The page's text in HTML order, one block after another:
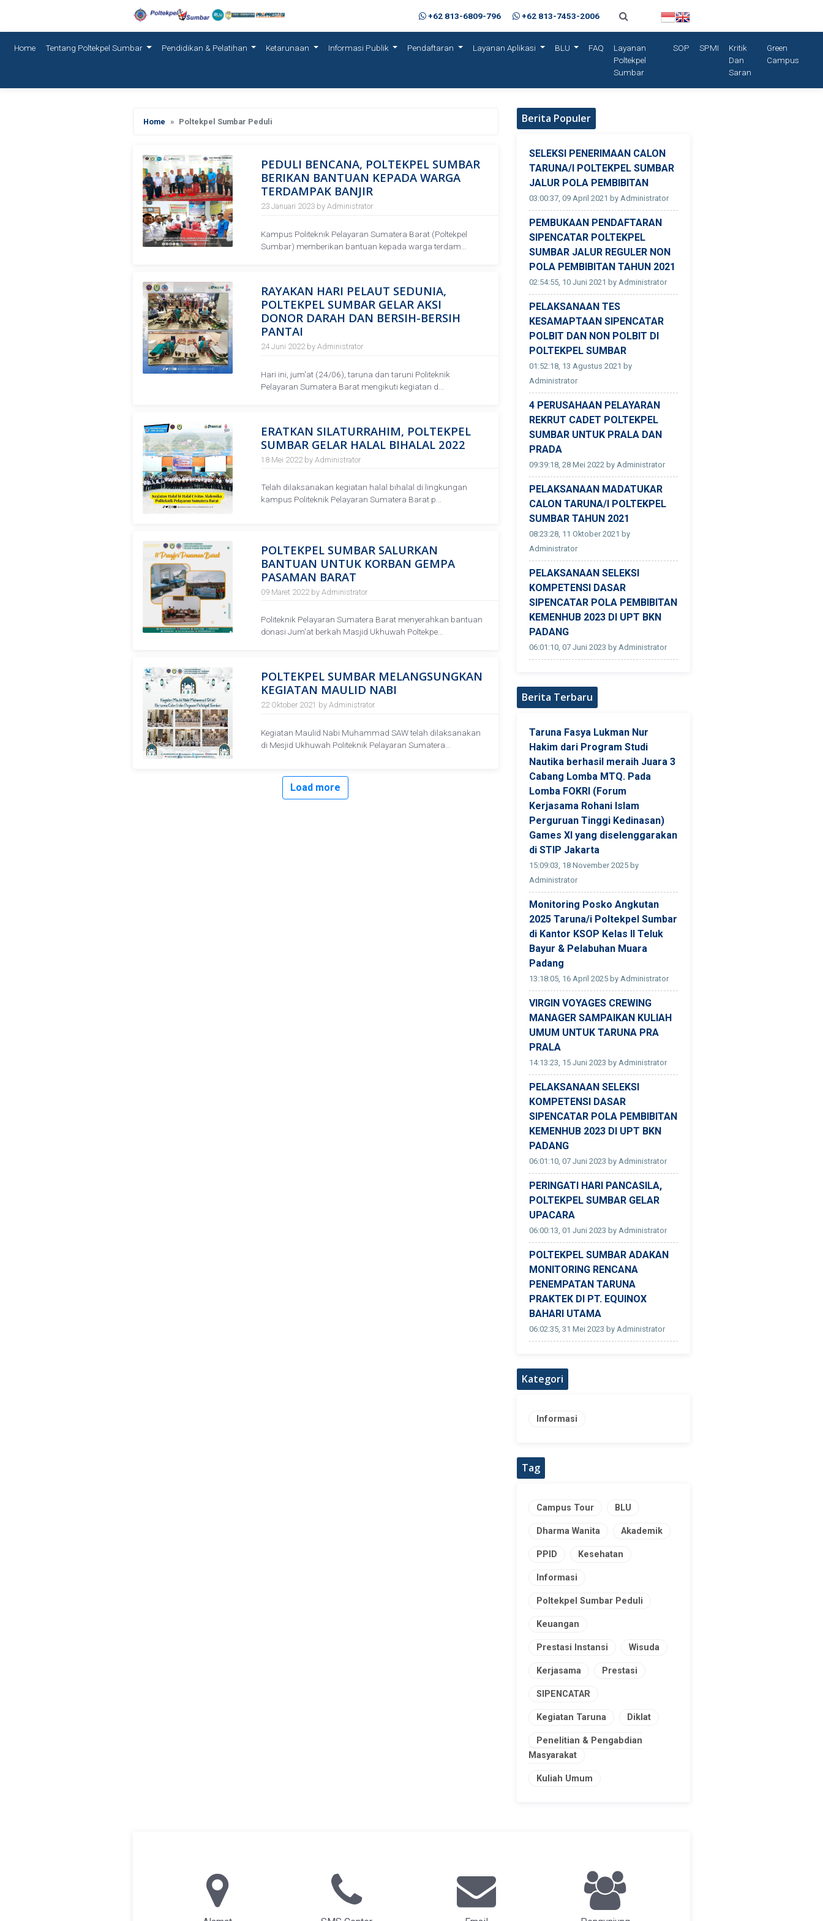
+62 813-6809-796 +62 813-7453-2006
Home(current)
Tentang Poltekpel Sumbar Pendidikan & Pelatihan Ketarunaan Informasi Publik Pendaftaran Layanan Aplikasi BLU FAQ
Layanan
Poltekpel
Sumbar
SOP SPMI
Kritik
Dan
Saran
Green
Campus
Home Poltekpel Sumbar Peduli
PEDULI BENCANA, POLTEKPEL SUMBAR
BERIKAN BANTUAN KEPADA WARGA
TERDAMPAK BANJIR
23 Januari 2023 by Administrator
Kampus Politeknik Pelayaran Sumatera Barat (Poltekpel
Sumbar) memberikan bantuan kepada warga terdam...
RAYAKAN HARI PELAUT SEDUNIA,
POLTEKPEL SUMBAR GELAR AKSI
DONOR DARAH DAN BERSIH-BERSIH
PANTAI
24 Juni 2022 by Administrator
Hari ini, jum'at (24/06), taruna dan taruni Politeknik
Pelayaran Sumatera Barat mengikuti kegiatan d...
ERATKAN SILATURRAHIM, POLTEKPEL
SUMBAR GELAR HALAL BIHALAL 2022
18 Mei 2022 by Administrator
Telah dilaksanakan kegiatan halal bihalal di lingkungan
kampus Politeknik Pelayaran Sumatera Barat p...
POLTEKPEL SUMBAR SALURKAN
BANTUAN UNTUK KORBAN GEMPA
PASAMAN BARAT
09 Maret 2022 by Administrator
Politeknik Pelayaran Sumatera Barat menyerahkan bantuan
donasi Jum'at berkah Masjid Ukhuwah Poltekpe...
POLTEKPEL SUMBAR MELANGSUNGKAN
KEGIATAN MAULID NABI
22 Oktober 2021 by Administrator
Kegiatan Maulid Nabi Muhammad SAW telah dilaksanakan
di Mesjid Ukhuwah Politeknik Pelayaran Sumatera...
Load more
Berita Populer
SELEKSI PENERIMAAN CALON
TARUNA/I POLTEKPEL SUMBAR
JALUR POLA PEMBIBITAN
03:00:37, 09 April 2021 by Administrator
PEMBUKAAN PENDAFTARAN
SIPENCATAR POLTEKPEL
SUMBAR JALUR REGULER NON
POLA PEMBIBITAN TAHUN 2021
02:54:55, 10 Juni 2021 by Administrator
PELAKSANAAN TES
KESAMAPTAAN SIPENCATAR
POLBIT DAN NON POLBIT DI
POLTEKPEL SUMBAR
01:52:18, 13 Agustus 2021 by
Administrator
4 PERUSAHAAN PELAYARAN
REKRUT CADET POLTEKPEL
SUMBAR UNTUK PRALA DAN
PRADA
09:39:18, 28 Mei 2022 by Administrator
PELAKSANAAN MADATUKAR
CALON TARUNA/I POLTEKPEL
SUMBAR TAHUN 2021
08:23:28, 11 Oktober 2021 by
Administrator
PELAKSANAAN SELEKSI
KOMPETENSI DASAR
SIPENCATAR POLA PEMBIBITAN
KEMENHUB 2023 DI UPT BKN
PADANG
06:01:10, 07 Juni 2023 by Administrator
Berita Terbaru
Taruna Fasya Lukman Nur
Hakim dari Program Studi
Nautika berhasil meraih Juara 3
Cabang Lomba MTQ. Pada
Lomba FOKRI (Forum
Kerjasama Rohani Islam
Perguruan Tinggi Kedinasan)
Games XI yang diselenggarakan
di STIP Jakarta
15:09:03, 18 November 2025 by
Administrator
Monitoring Posko Angkutan
2025 Taruna/i Poltekpel Sumbar
di Kantor KSOP Kelas II Teluk
Bayur & Pelabuhan Muara
Padang
13:18:05, 16 April 2025 by Administrator
VIRGIN VOYAGES CREWING
MANAGER SAMPAIKAN KULIAH
UMUM UNTUK TARUNA PRA
PRALA
14:13:23, 15 Juni 2023 by Administrator
PELAKSANAAN SELEKSI
KOMPETENSI DASAR
SIPENCATAR POLA PEMBIBITAN
KEMENHUB 2023 DI UPT BKN
PADANG
06:01:10, 07 Juni 2023 by Administrator
PERINGATI HARI PANCASILA,
POLTEKPEL SUMBAR GELAR
UPACARA
06:00:13, 01 Juni 2023 by Administrator
POLTEKPEL SUMBAR ADAKAN
MONITORING RENCANA
PENEMPATAN TARUNA
PRAKTEK DI PT. EQUINOX
BAHARI UTAMA
06:02:35, 31 Mei 2023 by Administrator
Kategori
Informasi
Tag
Campus Tour BLU
Dharma Wanita Akademik
PPID Kesehatan
Informasi
Poltekpel Sumbar Peduli
Keuangan
Prestasi Instansi Wisuda
Kerjasama Prestasi
SIPENCATAR
Kegiatan Taruna Diklat
Penelitian & Pengabdian
Masyarakat
Kuliah Umum